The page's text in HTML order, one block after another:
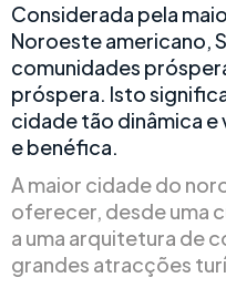
Considerada pela
Noroeste americano,
comunidades
próspera. Isto
cidade tão dinâmica
e benéfica.
A maior cidade do
oferecer, desde uma
a uma arquitetura de
grandes atracções